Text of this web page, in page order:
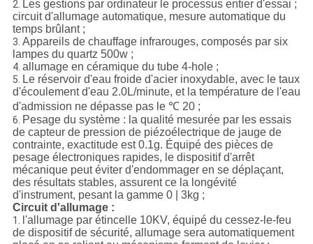
2. Les gestions par ordinateur le processus entier d'essai ;
circuit d'allumage automatique, mesure automatique du
temps brûlant ;
3. Appareils de chauffage infrarouges, composés par six
lampes du quartz 500w ;
4. allumage en céramique du tube 4-hole ;
5. Le réservoir d'eau froide d'acier inoxydable, avec le taux
d'écoulement d'eau 2.0L/minute, et la température de l'eau
d'admission ne dépasse pas le ℃ 20 ;
6. Pesage du système : la qualité mesurée par les essais
de capteur de pression de piézoélectrique de jauge de
contrainte, exactitude est 0.1g. Équipé des pièces de
pesage électroniques rapides, le dispositif d'arrêt
mécanique peut éviter d'endommager en se déplaçant,
des résultats stables, assurent ce la longévité
d'instrument, pesant la gamme 0 | 3kg ;
Circuit d'allumage :
1. l'allumage par étincelle 10KV, équipé du cessez-le-feu
de dispositif de sécurité, allumage sera automatiquement